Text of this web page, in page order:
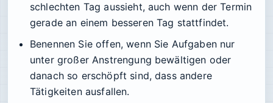
schlechten Tag aussieht, auch wenn der Termin
gerade an einem besseren Tag stattfindet.
Benennen Sie offen, wenn Sie Aufgaben nur
unter großer Anstrengung bewältigen oder
danach so erschöpft sind, dass andere
Tätigkeiten ausfallen.